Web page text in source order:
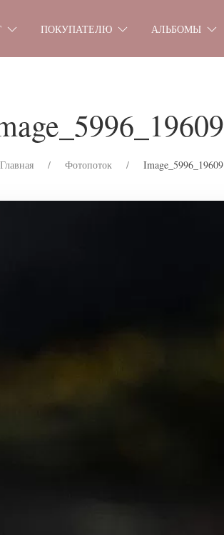
ПОКУПАТЕЛЮ АЛЬБОМЫ
Главная Фотопоток Image_5996_19609